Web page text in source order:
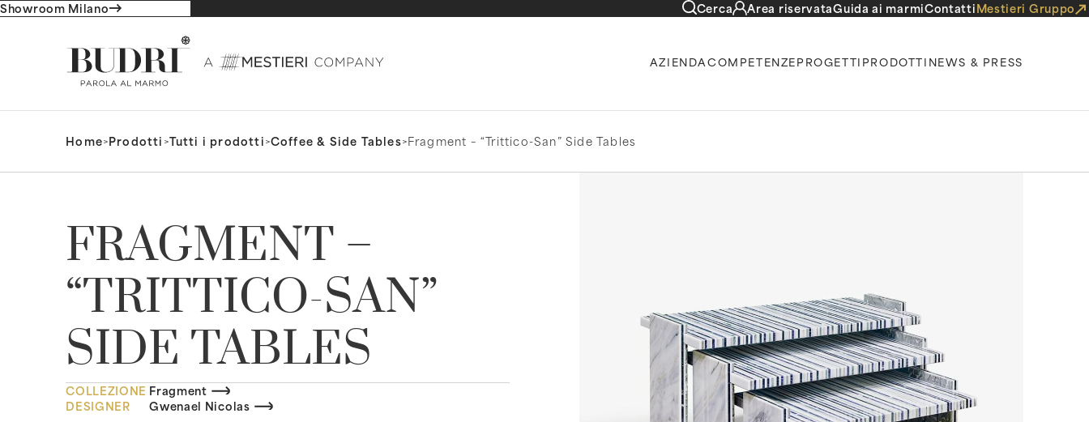
Showroom Milano Cerca Area riservataGuida ai marmiContattiMestieri Gruppo
AZIENDACOMPETENZEPROGETTIPRODOTTINEWS & PRESS
Home>Prodotti>Tutti i prodotti>Coffee & Side Tables>Fragment – “Trittico-San” Side Tables
FRAGMENT –
“TRITTICO-SAN”
SIDE TABLES
COLLEZIONE Fragment
DESIGNER
Gwenael Nicolas